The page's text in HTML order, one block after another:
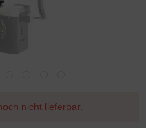
nicht lieferbar.